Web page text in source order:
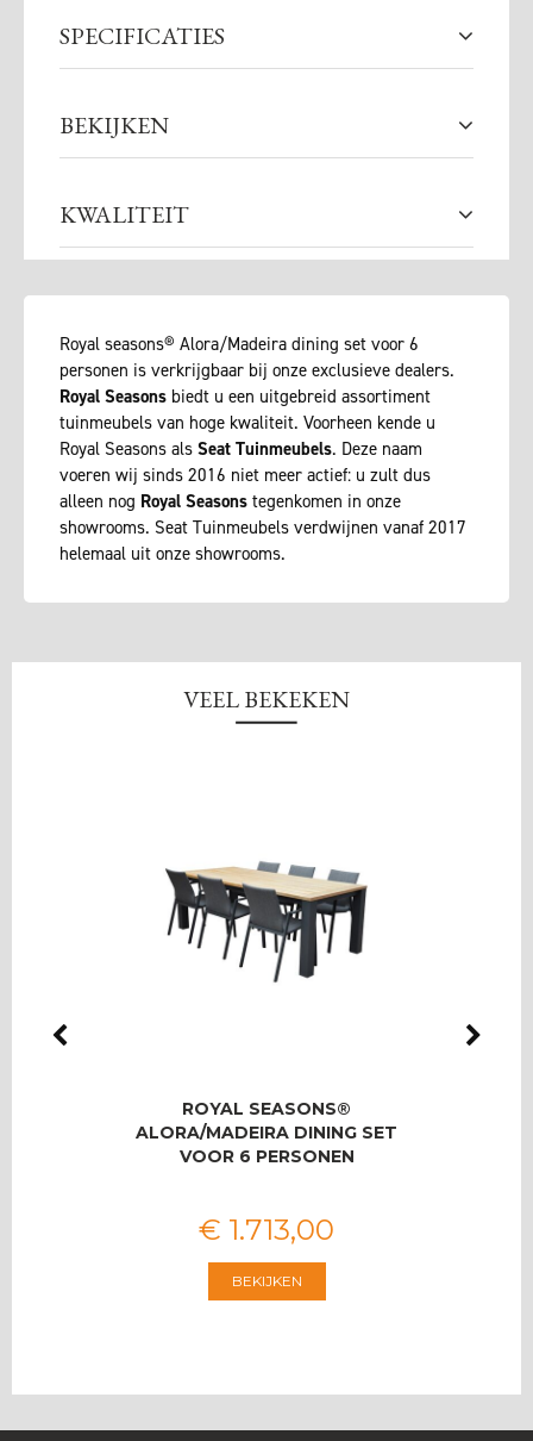
SPECIFICATIES
BEKIJKEN
KWALITEIT
Royal seasons® Alora/Madeira dining set voor 6
personen is verkrijgbaar bij onze exclusieve dealers.
Royal Seasons biedt u een uitgebreid assortiment
tuinmeubels van hoge kwaliteit. Voorheen kende u
Royal Seasons als Seat Tuinmeubels. Deze naam
voeren wij sinds 2016 niet meer actief: u zult dus
alleen nog Royal Seasons tegenkomen in onze
showrooms. Seat Tuinmeubels verdwijnen vanaf 2017
helemaal uit onze showrooms.
VEEL BEKEKEN
ROYAL SEASONS®
ALORA/MADEIRA DINING SET
VOOR 6 PERSONEN
€ 1.713,00
BEKIJKEN